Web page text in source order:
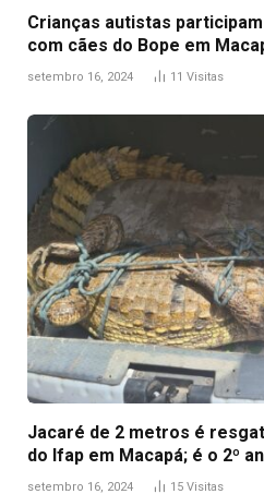
Crianças autistas
com cães do Bope em
setembro 16, 2024 11 Visitas
Jacaré de 2 metros é
do Ifap em Macapá; é o 2º
setembro 16, 2024 15 Visitas